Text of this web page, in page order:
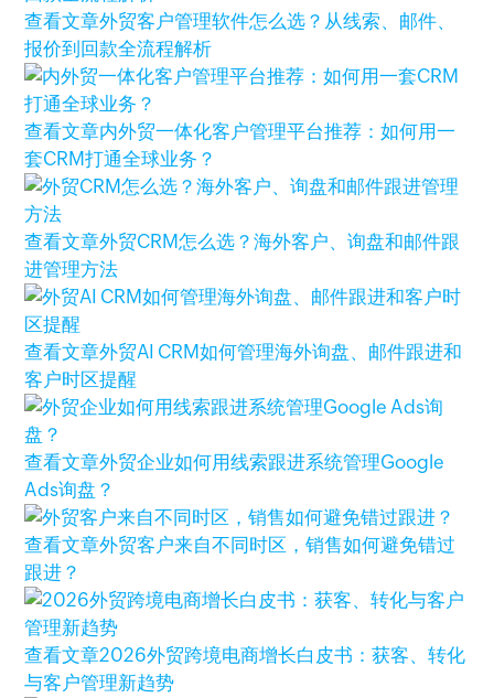
查看文章外贸客户管理软件怎么选？从线索、邮件、
报价到回款全流程解析
查看文章内外贸一体化客户管理平台推荐：如何用一
套CRM打通全球业务？
查看文章外贸CRM怎么选？海外客户、询盘和邮件跟
进管理方法
查看文章外贸AI CRM如何管理海外询盘、邮件跟进和
客户时区提醒
查看文章外贸企业如何用线索跟进系统管理Google
Ads询盘？
查看文章外贸客户来自不同时区，销售如何避免错过
跟进？
查看文章2026外贸跨境电商增长白皮书：获客、转化
与客户管理新趋势